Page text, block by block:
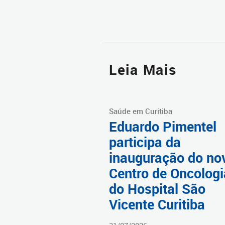
Leia Mais
Saúde em Curitiba
Eduardo Pimentel
participa da
inauguração do
Centro de
do Hospital São
Vicente Curitiba